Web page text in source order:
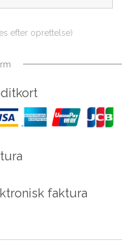
efter oprettelse)
faktura